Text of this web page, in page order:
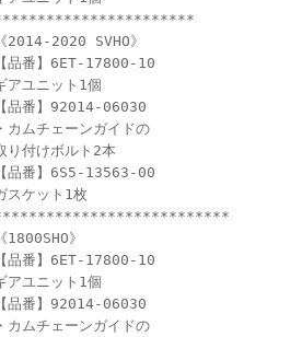
《2014-2020 SVHO》
【品番】6ET-17800-10
アユニット1個
【品番】92014-06030
・カムチェーンガイドの
り付けボルト2本
【品番】6S5-13563-00
スケット1枚
《1800SHO》
【品番】6ET-17800-10
アユニット1個
【品番】92014-06030
・カムチェーンガイドの